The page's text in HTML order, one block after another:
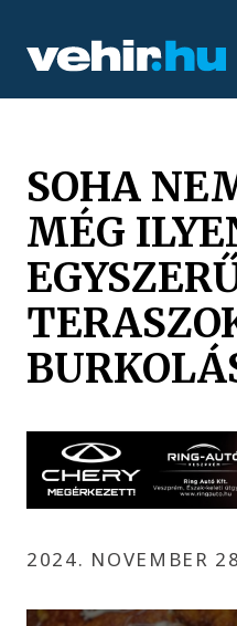
SOHA
MÉG
2024. NOVEMBER